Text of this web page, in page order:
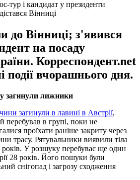
Вінниці
до Вінниці; з'явився
на посаду
Корреспондент.net
події вчорашнього дня.
загинули лижники
загинули в лавині в Австрії,
перебував в групі, поки не
проїхати раніше закриту через
трасу. Рятувальники виявили тіла
років. У розшуку перебуває ще один
28 років. Його пошуки були
снігопад і загрозу сходження